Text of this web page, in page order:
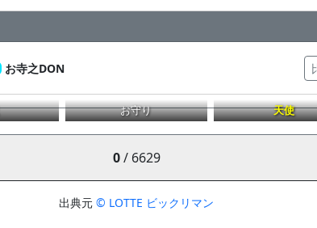
お寺之DON
お守り 天使
0/ 6629
出典元 © LOTTE ビックリマン